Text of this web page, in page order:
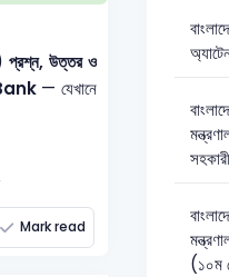
প্রশ্ন, উত্তর ও
— যেখানে
Mark read
(১০ম